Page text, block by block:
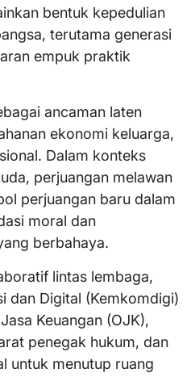
bentuk kepedulian
terutama generasi
empuk praktik
ancaman laten
ekonomi keluarga,
Dalam konteks
perjuangan melawan
perjuangan baru dalam
moral dan
berbahaya.
lintas lembaga,
dan Digital (Kemkomdigi)
Keuangan (OJK),
penegak hukum, dan
untuk menutup ruang